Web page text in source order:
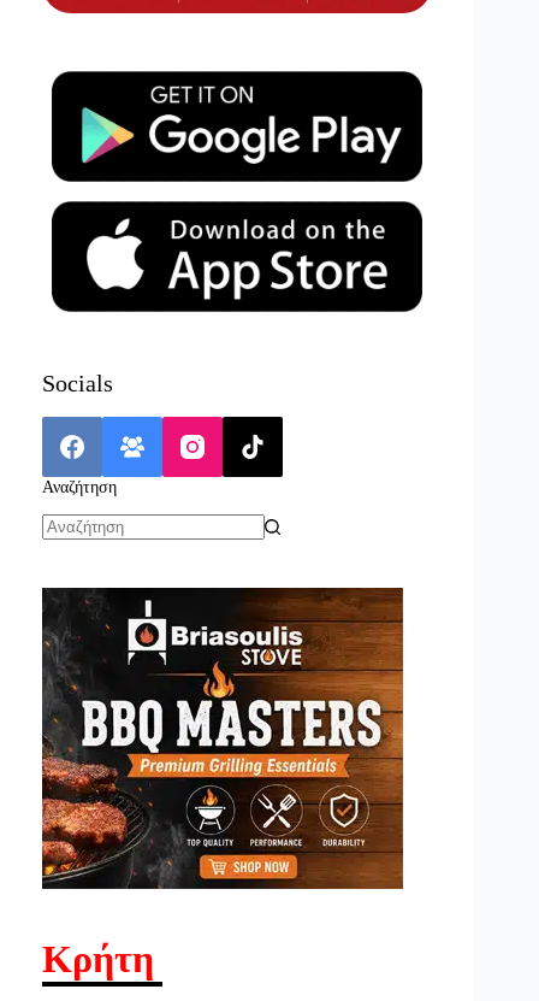
Socials
Αναζήτηση
Κρήτη